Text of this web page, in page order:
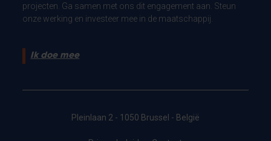
projecten. Ga samen met ons dit engagement aan. Steun
onze werking en investeer mee in de maatschappij.
Ik doe mee
Pleinlaan 2 - 1050 Brussel - België